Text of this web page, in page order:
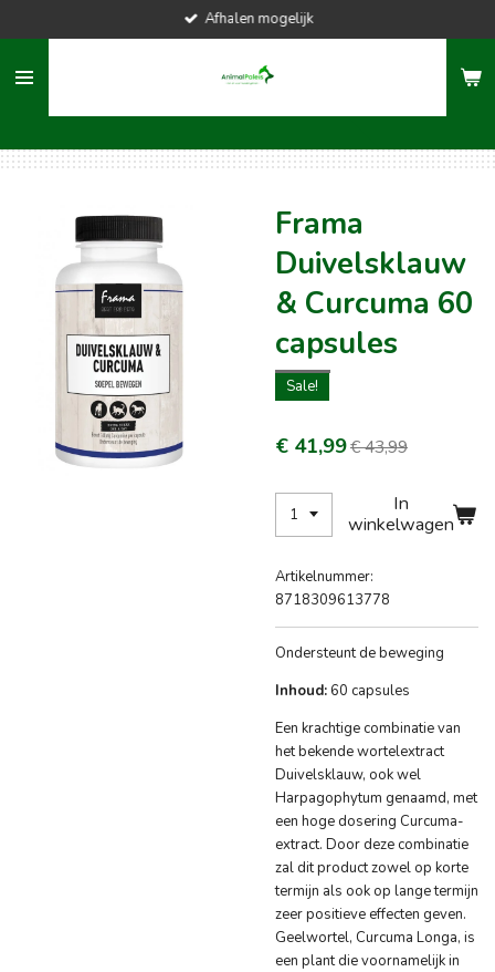
naar
hoofdinhoud
Afhalen mogelijk
Frama
Duivelsklauw
& Curcuma 60
capsules
Sale!
€ 41,99€ 43,99
In
winkelwagen
Artikelnummer:
8718309613778
Ondersteunt de beweging
Inhoud:60 capsules
Een krachtige combinatie van
het bekende wortelextract
Duivelsklauw, ook wel
Harpagophytum genaamd, met
een hoge dosering Curcuma-
extract. Door deze combinatie
zal dit product zowel op korte
termijn als ook op lange termijn
zeer positieve effecten geven.
Geelwortel, Curcuma Longa, is
een plant die voornamelijk in